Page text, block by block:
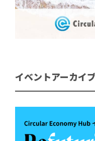
イベントアーカイ